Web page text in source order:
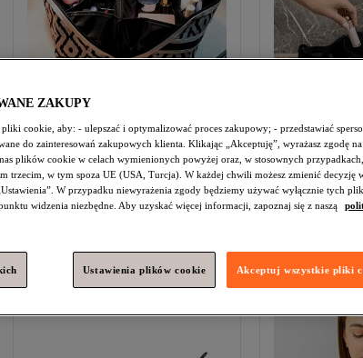
Nr 9 pod względem polubień
ALAS
Bohe Organizer do
kosmetyczki, typ podróżny, organizer
do torebki
4.4 ( 982)
Darmowa wysyłka
107,22zł
Alia ev
Bohe
Makeup Organizer
4.4 (81)
Darmowa
114,19zł
ZAKUPY
cookie, aby: - ulepszać i optymalizować proces zakupowy; - przedstawiać
do zainteresowań zakupowych klienta. Klikając „Akceptuję”, wyrażasz zgodę na
plików cookie w celach wymienionych powyżej oraz, w stosownych
trzecim, w tym spoza UE (USA, Turcja). W każdej chwili możesz zmienić decyzję
W przypadku niewyrażenia zgody będziemy używać wyłącznie tych
widzenia niezbędne. Aby uzyskać więcej informacji, zapoznaj się z naszą
Ustawienia plików cookie Akceptuj wszystkie pliki